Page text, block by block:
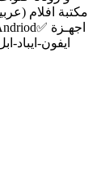
مكتبة افلام